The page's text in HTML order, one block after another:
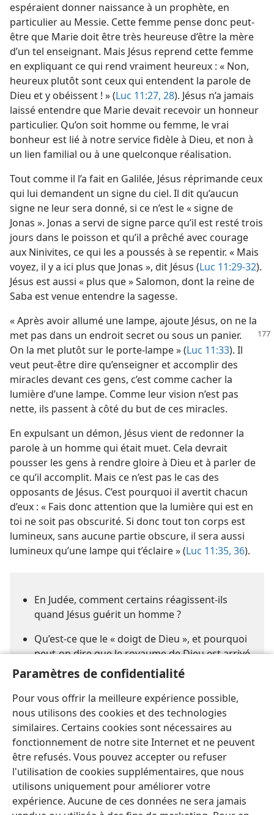
Paramètres de confidentialité
Pour vous offrir la meilleure expérience possible,
nous utilisons des cookies et des technologies
similaires. Certains cookies sont nécessaires au
fonctionnement de notre site Internet et ne peuvent
être refusés. Vous pouvez accepter ou refuser
l'utilisation de cookies supplémentaires, que nous
utilisons uniquement pour améliorer votre
expérience. Aucune de ces données ne sera jamais
espéraient donner naissance à un prophète, en
particulier au Messie. Cette femme pense donc peut-
être que Marie doit être très heureuse d’être la mère
d’un tel enseignant. Mais Jésus reprend cette femme
en expliquant ce qui rend vraiment heureux : « Non,
heureux plutôt sont ceux qui entendent la parole de
Dieu et y obéissent ! » (Luc 11:27, 28). Jésus n’a jamais
laissé entendre que Marie devait recevoir un honneur
particulier. Qu’on soit homme ou femme, le vrai
bonheur est lié à notre service fidèle à Dieu, et non à
un lien familial ou à une quelconque réalisation.
Tout comme il l’a fait en Galilée, Jésus réprimande ceux
qui lui demandent un signe du ciel. Il dit qu’aucun
signe ne leur sera donné, si ce n’est le « signe de
Jonas ». Jonas a servi de signe parce qu’il est resté trois
jours dans le poisson et qu’il a prêché avec courage
aux Ninivites, ce qui les a poussés à se repentir. « Mais
voyez, il y a ici plus que Jonas », dit Jésus (Luc 11:29-32).
Jésus est aussi « plus que » Salomon, dont la reine de
Saba est venue entendre la sagesse.
« Après avoir allumé une lampe, ajoute Jésus, on ne la
met pas dans un endroit secret ou sous un panier.
On la met plutôt sur le porte-lampe » (Luc 11:33). Il
veut peut-être dire qu’enseigner et accomplir des
miracles devant ces gens, c’est comme cacher la
lumière d’une lampe. Comme leur vision n’est pas
nette, ils passent à côté du but de ces miracles.
En expulsant un démon, Jésus vient de redonner la
parole à un homme qui était muet. Cela devrait
pousser les gens à rendre gloire à Dieu et à parler de
ce qu’il accomplit. Mais ce n’est pas le cas des
opposants de Jésus. C’est pourquoi il avertit chacun
d’eux : « Fais donc attention que la lumière qui est en
toi ne soit pas obscurité. Si donc tout ton corps est
lumineux, sans aucune partie obscure, il sera aussi
lumineux qu’une lampe qui t’éclaire » (Luc 11:35, 36).
En Judée, comment certains réagissent-​ils
quand Jésus guérit un homme ?
Qu’est-​ce que le « doigt de Dieu », et pourquoi
peut-​on dire que le royaume de Dieu est arrivé
jusqu’aux auditeurs de Jésus ?
Comment trouver le vrai bonheur ?
Français Partager Préférences
Copyright © 2026 Watch Tower Bible and Tract Society of Pennsylvania